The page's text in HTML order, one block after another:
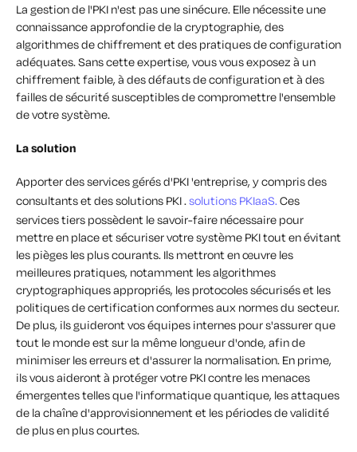
La gestion de l'PKI n'est pas une sinécure. Elle nécessite une
connaissance approfondie de la cryptographie, des
algorithmes de chiffrement et des pratiques de configuration
adéquates. Sans cette expertise, vous vous exposez à un
chiffrement faible, à des défauts de configuration et à des
failles de sécurité susceptibles de compromettre l'ensemble
de votre système.
La solution
Apporter des services gérés d'PKI 'entreprise, y compris des
consultants et des solutions PKI . solutions PKIaaS. Ces
services tiers possèdent le savoir-faire nécessaire pour
mettre en place et sécuriser votre système PKI tout en évitant
les pièges les plus courants. Ils mettront en œuvre les
meilleures pratiques, notamment les algorithmes
cryptographiques appropriés, les protocoles sécurisés et les
politiques de certification conformes aux normes du secteur.
De plus, ils guideront vos équipes internes pour s'assurer que
tout le monde est sur la même longueur d'onde, afin de
minimiser les erreurs et d'assurer la normalisation. En prime,
ils vous aideront à protéger votre PKI contre les menaces
émergentes telles que l'informatique quantique, les attaques
de la chaîne d'approvisionnement et les périodes de validité
de plus en plus courtes.